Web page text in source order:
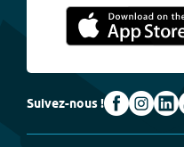
Suivez-nous !